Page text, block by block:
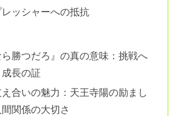
ッシャーへの抵抗
ら勝つだろ』の真の意味：挑戦へ
長の証
合いの魅力：天王寺陽の励まし
関係の大切さ